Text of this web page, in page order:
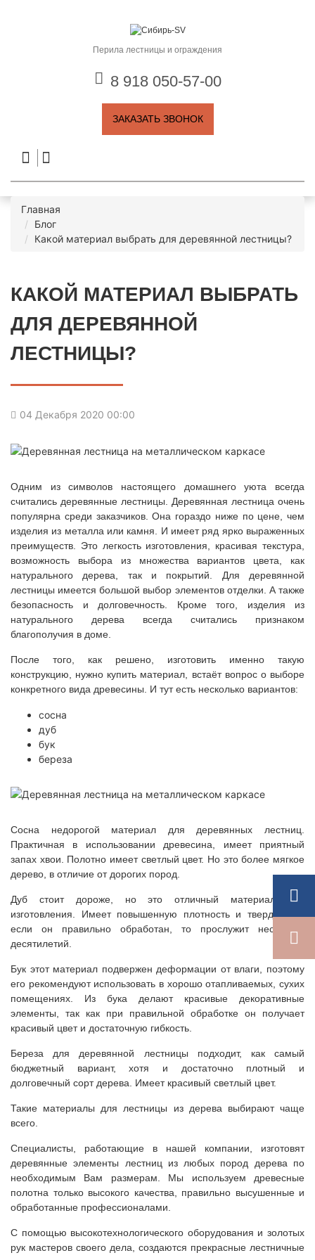
Перила лестницы и ограждения
8 918 050-57-00
ЗАКАЗАТЬ ЗВОНОК
Главная
Блог
Какой материал выбрать для деревянной лестницы?
КАКОЙ МАТЕРИАЛ ВЫБРАТЬ
ДЛЯ ДЕРЕВЯННОЙ
ЛЕСТНИЦЫ?
04 Декабря 2020 00:00
Одним из символов настоящего домашнего уюта всегда
считались деревянные лестницы. Деревянная лестница очень
популярна среди заказчиков. Она гораздо ниже по цене, чем
изделия из металла или камня. И имеет ряд ярко выраженных
преимуществ. Это легкость изготовления, красивая текстура,
возможность выбора из множества вариантов цвета, как
натурального дерева, так и покрытий. Для деревянной
лестницы имеется большой выбор элементов отделки. А также
безопасность и долговечность. Кроме того, изделия из
натурального дерева всегда считались признаком
благополучия в доме.
После того, как решено, изготовить именно такую
конструкцию, нужно купить материал, встаёт вопрос о выборе
конкретного вида древесины. И тут есть несколько вариантов:
сосна
дуб
бук
береза
Сосна недорогой материал для деревянных лестниц.
Практичная в использовании древесина, имеет приятный
запах хвои. Полотно имеет светлый цвет. Но это более мягкое
дерево, в отличие от дорогих пород.
Дуб стоит дороже, но это отличный материал для
изготовления. Имеет повышенную плотность и твердость и
если он правильно обработан, то прослужит несколько
десятилетий.
Бук этот материал подвержен деформации от влаги, поэтому
его рекомендуют использовать в хорошо отапливаемых, сухих
помещениях. Из бука делают красивые декоративные
элементы, так как при правильной обработке он получает
красивый цвет и достаточную гибкость.
Береза для деревянной лестницы подходит, как самый
бюджетный вариант, хотя и достаточно плотный и
долговечный сорт дерева. Имеет красивый светлый цвет.
Такие материалы для лестницы из дерева выбирают чаще
всего.
Специалисты, работающие в нашей компании, изготовят
деревянные элементы лестниц из любых пород дерева по
необходимым Вам размерам. Мы используем древесные
полотна только высокого качества, правильно высушенные и
обработанные профессионалами.
С помощью высокотехнологического оборудования и золотых
рук мастеров своего дела, создаются прекрасные лестничные